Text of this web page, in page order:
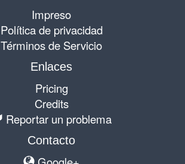
Impreso
Política de privacidad
Términos de Servicio
Enlaces
Pricing
Credits
Reportar un problema
Contacto